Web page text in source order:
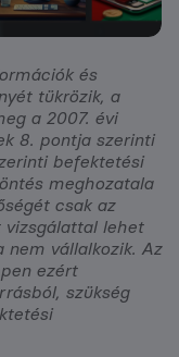
és
tükrözik, a
a 2007. évi
8. pontja szerinti
befektetési
meghozatala
csak az
lehet
nem vállalkozik. Az
ezért
szükség